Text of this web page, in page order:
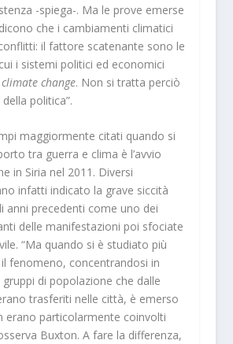
-spiega-. Ma le prove emerse
che i cambiamenti climatici
il fattore scatenante sono le
i sistemi politici ed economici
climate change. Non si tratta perciò
politica”.
maggiormente citati quando si
tra guerra e clima è l’avvio
in Siria nel 2011. Diversi
infatti indicato la grave siccità
anni precedenti come uno dei
delle manifestazioni poi sfociate
“Ma quando si è studiato più
fenomeno, concentrandosi in
di popolazione che dalle
trasferiti nelle città, è emerso
erano particolarmente coinvolti
Buxton. A fare la differenza,